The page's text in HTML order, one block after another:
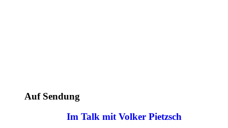
Auf Sendung
Im Talk mit Volker Pietzsch